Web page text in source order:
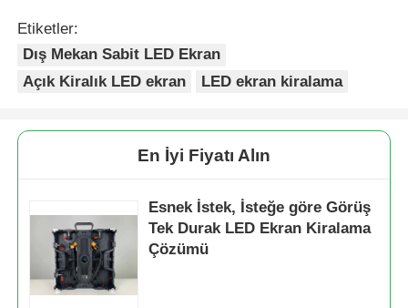
Etiketler:
Dış Mekan Sabit LED Ekran
Açık Kiralık LED ekran
LED ekran kiralama
En İyi Fiyatı Alın
Esnek İstek, İsteğe göre Görüş
Tek Durak LED Ekran Kiralama
Çözümü